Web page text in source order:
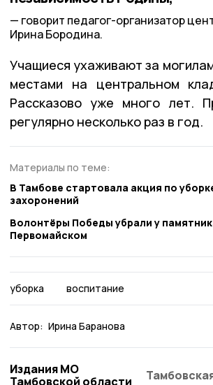
говорит педагог-организатор
Ирина Бородина.
Учащиеся ухаживают за
местами на центральном
Рассказово уже много лет.
регулярно несколько раз в год.
Материалы по теме:
В Тамбове стартовала акция по
захоронений
Волонтёры Победы убрали у
Первомайском
уборка воспитание
Автор: Ирина Баранова
Издания МО
Тамбовской области